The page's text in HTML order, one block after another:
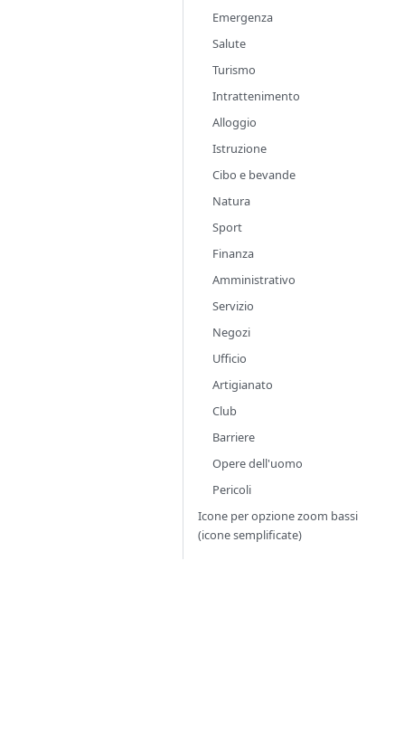
Emergenza
Salute
Turismo
Intrattenimento
Alloggio
Istruzione
Cibo e bevande
Natura
Sport
Finanza
Amministrativo
Servizio
Negozi
Ufficio
Artigianato
Club
Barriere
Opere dell'uomo
Pericoli
Icone per opzione zoom bassi
(icone semplificate)